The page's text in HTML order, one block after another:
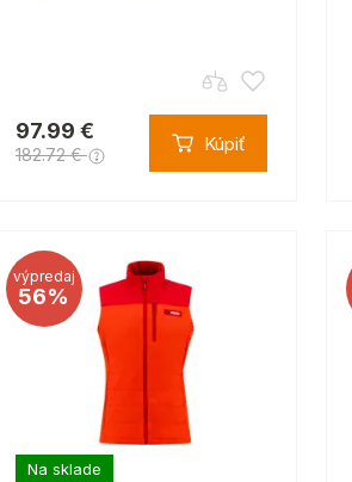
97.99 €
182.72 € Kúpiť
výpredaj
56%
Na sklade